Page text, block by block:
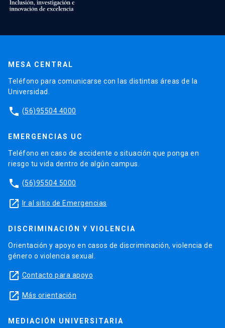
MESA CENTRAL
Teléfono para comunicarse con las distintas áreas de la
Universidad.
phone (56)95504 4000
EMERGENCIAS UC
Teléfono en caso de accidente o situación que ponga en
riesgo tu vida dentro de algún campus.
phone (56)95504 5000
launch Ir al sitio de Emergencias
DISCRIMINACIÓN Y VIOLENCIA
Orientación y apoyo en casos de discriminación, violencia de
género o violencia sexual.
launch Contacto para apoyo
launch Más orientación
MEDIACIÓN UNIVERSITARIA